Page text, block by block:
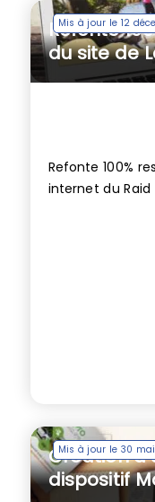
Mis à jour le 12
Refonte
du site de
Refonte 100%
internet du Raid
Mis à jour le 30
Création
dispositif